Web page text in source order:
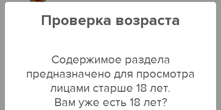
ДОБАВИТЬ В КОРЗИНУ
Проверка возраста
Содержимое раздела
предназначено для просмотра
лицами старше 18 лет.
Вам уже есть 18 лет?